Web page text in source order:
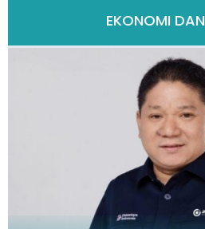
EKONOMI